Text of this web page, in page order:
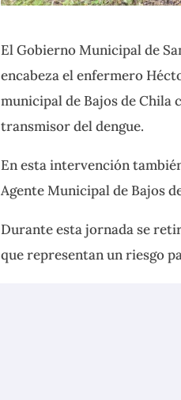
El Gobierno Municipal de
encabeza el enfermero
municipal de Bajos de
transmisor del dengue.
En esta intervención
Agente Municipal de Bajos
Durante esta jornada se
que representan un riesgo